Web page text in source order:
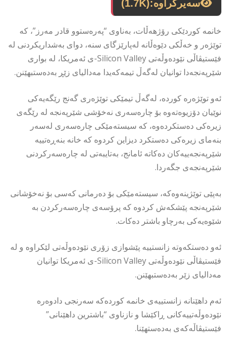
سەیرکراوە:(1.7K)
خانمە کوردێکی رۆژهەڵات، بەناوی “پەرەستوو قادر مەرز”، کە
توێژەر و خەڵکی دێوەڵانە لەپارێزگای سنە، دوای بەشداریکردنی لە
فێستیڤاڵی نێودەوڵەتی Silicon Valley-ی ئەمریکا، لە بواری
شێرپەنجەدا توانیان لەگەڵ تیمەکەیدا مەدالیای زێڕ بەدەستبهێنن.
ئەو توێژەرە کوردە، لەگەڵ تیمێکی توێژەری گەنج رێگەیەکی
نوێیان دۆزیوەتەوە بۆ چارەسەری نەخۆشی شێرپەنجە لە رێگەی
زیرەکی دەستکردەوە، کە سیستەمێکی چارەسەری لەسەر
بنەمای زیرەکی دەستکرد دیزاین کردوە کە خانە بنەڕەتییە
شێرپەنجەییەکان دەکاتە ئامانج، بەتایبەتی لە چارەسەرکردنی
شێرپەنجەی جگەردا.
بەپێی توێژینەوەكە، سیستەمێکی بۆ دەرمانی کەسی بۆ نەخۆشانی
شێرپەنجە پێشکەش کردوە کە پرۆسەی چارەسەرکردن بە
شێوەیەکی بەرچاو باشتر دەکات.
ئەو دەستکەوتە زانستییە پێشوازی زۆری نێودەوڵەتی لێکراوە و لە
فێستیڤاڵی نێودەوڵەتی Silicon Valley-ی ئەمریکا توانیان
مەدالیای زێر بەدەستبهێنن.
ئەم داهێنانە زانستییەی خانمە کوردەکە سەرنجی دادوەرە
نێودەوڵەتییەکانی ڕاکێشا و نازناوی “باشترین داهێنانی”
فێستیڤاڵەکەی بەدەستهێنا.